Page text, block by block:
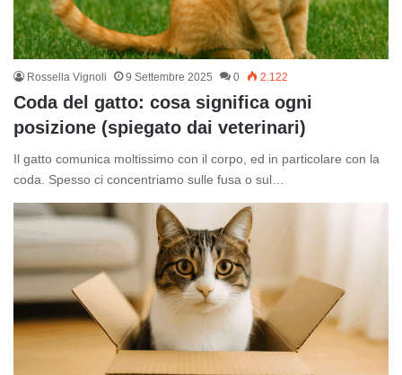
Rossella Vignoli 9 Settembre 2025 0 2.122
Coda del gatto: cosa significa ogni
posizione (spiegato dai veterinari)
Il gatto comunica moltissimo con il corpo, ed in particolare con la
coda. Spesso ci concentriamo sulle fusa o sul…